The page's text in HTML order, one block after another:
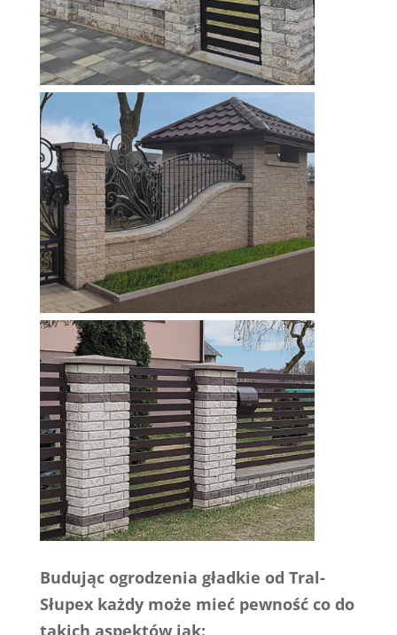
Budując ogrodzenia gładkie od Tral-
Słupex każdy może mieć pewność co do